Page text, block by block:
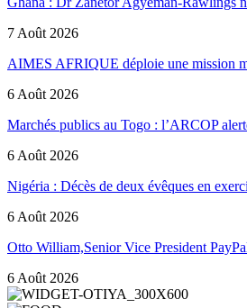
7 Août 2026
AIMES AFRIQUE déploie une mission
6 Août 2026
Marchés publics au Togo : l’ARCOP
6 Août 2026
Nigéria : Décès de deux évêques en
6 Août 2026
Otto William,Senior Vice President
6 Août 2026